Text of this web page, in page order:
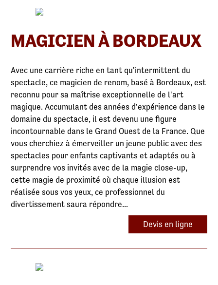
MAGICIEN À BORDEAUX
Avec une carrière riche en tant qu'intermittent du
spectacle, ce magicien de renom, basé à Bordeaux, est
reconnu pour sa maîtrise exceptionnelle de l'art
magique. Accumulant des années d'expérience dans le
domaine du spectacle, il est devenu une figure
incontournable dans le Grand Ouest de la France. Que
vous cherchiez à émerveiller un jeune public avec des
spectacles pour enfants captivants et adaptés ou à
surprendre vos invités avec de la magie close-up,
cette magie de proximité où chaque illusion est
réalisée sous vos yeux, ce professionnel du
divertissement saura répondre...
Devis en ligne